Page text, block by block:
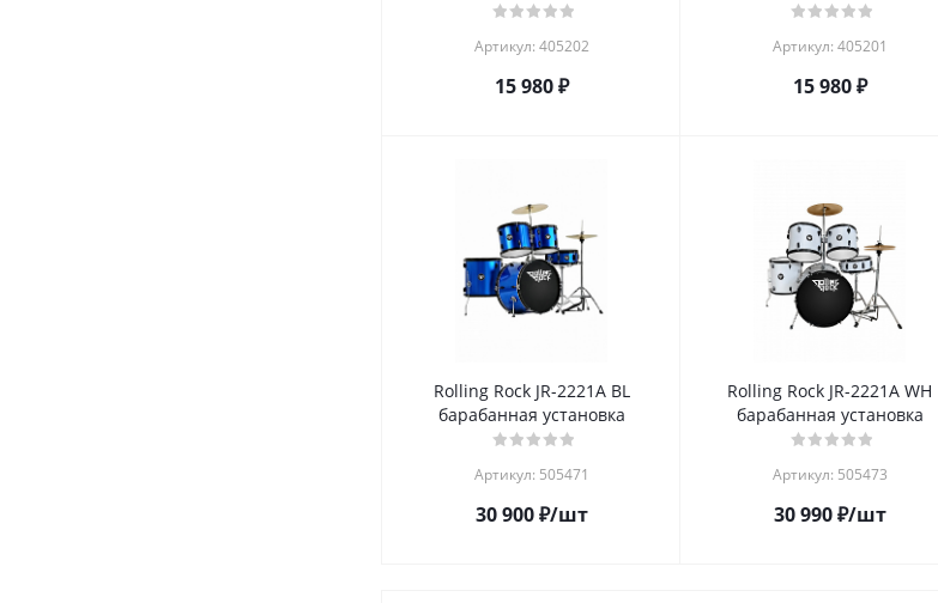
Артикул: 405202
15 980₽
Артикул: 405201
15 980₽
Rolling Rock JR-2221A BL
барабанная установка
Артикул: 505471
30 900₽/шт
Rolling Rock JR-2221A WH
барабанная установка
Артикул: 505473
30 990₽/шт